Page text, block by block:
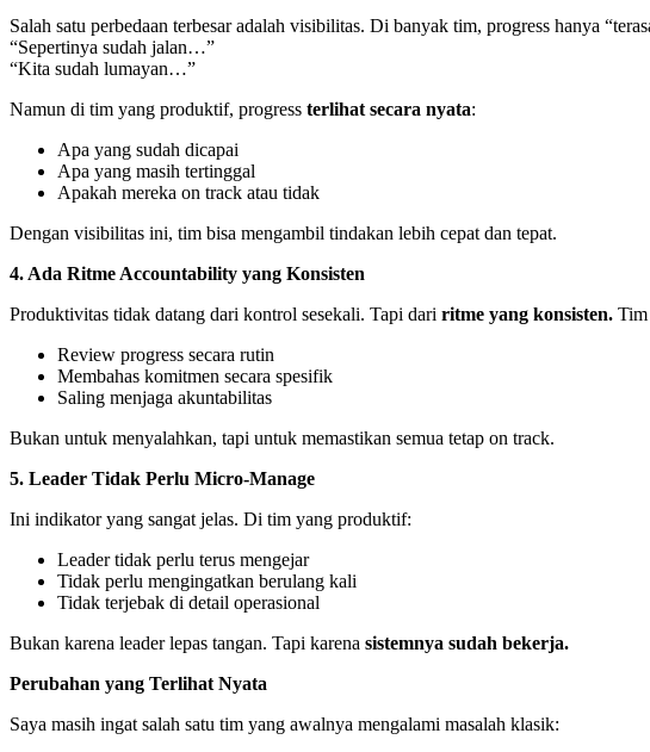
Salah satu perbedaan terbesar adalah visibilitas. Di banyak tim, progress hanya
“Sepertinya sudah jalan…”
“Kita sudah lumayan…”
Namun di tim yang produktif, progress terlihat secara nyata:
Apa yang sudah dicapai
Apa yang masih tertinggal
Apakah mereka on track atau tidak
Dengan visibilitas ini, tim bisa mengambil tindakan lebih cepat dan tepat.
4. Ada Ritme Accountability yang Konsisten
Produktivitas tidak datang dari kontrol sesekali. Tapi dari ritme yang konsisten.
Review progress secara rutin
Membahas komitmen secara spesifik
Saling menjaga akuntabilitas
Bukan untuk menyalahkan, tapi untuk memastikan semua tetap on track.
5. Leader Tidak Perlu Micro-Manage
Ini indikator yang sangat jelas. Di tim yang produktif:
Leader tidak perlu terus mengejar
Tidak perlu mengingatkan berulang kali
Tidak terjebak di detail operasional
Bukan karena leader lepas tangan. Tapi karena sistemnya sudah bekerja.
Perubahan yang Terlihat Nyata
Saya masih ingat salah satu tim yang awalnya mengalami masalah klasik: